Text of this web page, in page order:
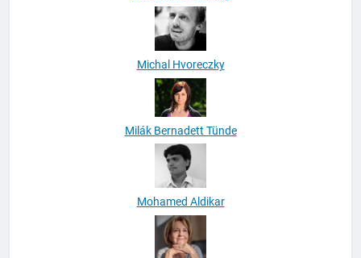
Marshall Rosenberg
Michal Hvoreczky
Milák Bernadett Tünde
Mohamed Aldikar